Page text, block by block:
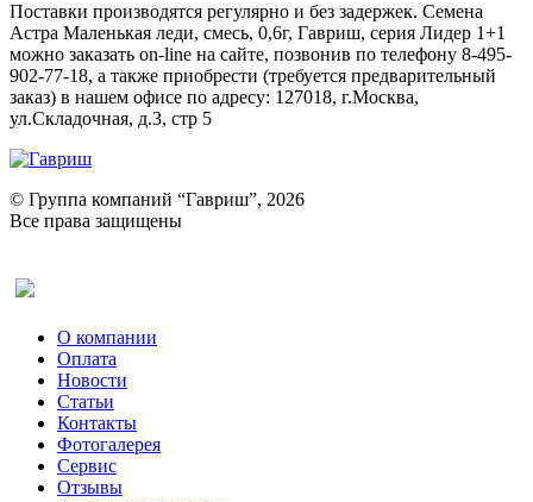
Поставки производятся регулярно и без задержек. Семена
Астра Маленькая леди, смесь, 0,6г, Гавриш, серия Лидер 1+1
можно заказать on-line на сайте, позвонив по телефону 8-495-
902-77-18, а также приобрести (требуется предварительный
заказ) в нашем офисе по адресу: 127018, г.Москва,
ул.Складочная, д.3, стр 5
© Группа компаний “Гавриш”, 2026
Все права защищены
О компании
Оплата
Новости
Статьи
Контакты
Фотогалерея​
Сервис
Отзывы